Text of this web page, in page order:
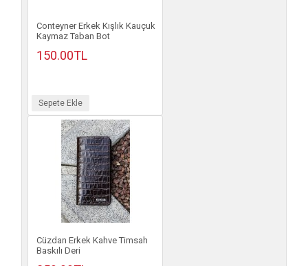
Conteyner Erkek Kışlık Kauçuk
Kaymaz Taban Bot
150.00TL
Sepete Ekle
Cüzdan Erkek Kahve Timsah
Baskılı Deri